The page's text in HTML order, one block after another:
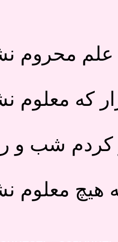
محروم
که معلوم
کردم شب و
هیچ معلوم